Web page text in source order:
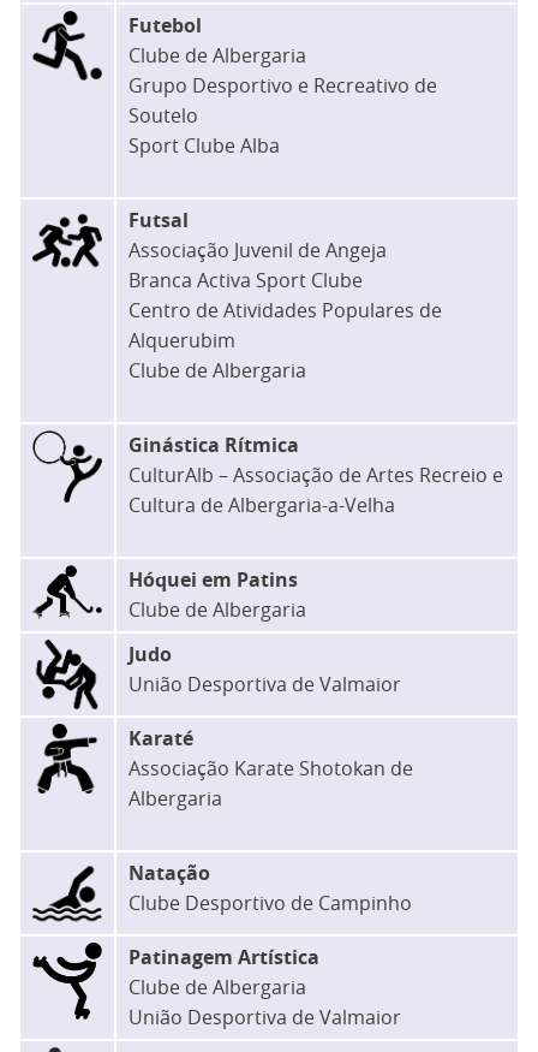
Futebol
Clube de Albergaria
Grupo Desportivo e Recreativo de
Soutelo
Sport Clube Alba
Futsal
Associação Juvenil de Angeja
Branca Activa Sport Clube
Centro de Atividades Populares de
Alquerubim
Clube de Albergaria
Ginástica Rítmica
CulturAlb – Associação de Artes Recreio e
Cultura de Albergaria-a-Velha
Hóquei em Patins
Clube de Albergaria
Judo
União Desportiva de Valmaior
Karaté
Associação Karate Shotokan de
Albergaria
Natação
Clube Desportivo de Campinho
Patinagem Artística
Clube de Albergaria
União Desportiva de Valmaior